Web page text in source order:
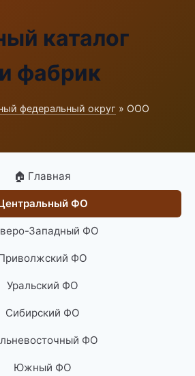
каталог
фабрик
федеральный округ » ООО
🏠 Главная
ФО
Западный ФО
ФО
Уральский ФО
Сибирский ФО
ФО
Южный ФО